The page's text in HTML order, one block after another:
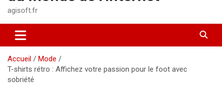
agisoft.fr
Accueil
Mode
T-shirts rétro : Affichez votre passion pour le foot avec
sobriété